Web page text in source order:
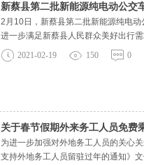
新蔡县第二批新能源纯电动公交
2月10日，新蔡县第二批新能源纯电
进一步满足新蔡县人民群众美好出行
运营成本低的优点，车内配置有冷暖
面提升公交车安全防范水平，确保市
2021-02-19 150 0
关于春节假期外来务工人员免费
为进一步加强对外地务工人员的关心
支持外地务工人员留驻过年的通知》